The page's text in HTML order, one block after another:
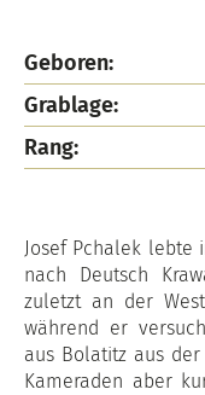
Geboren:
Grablage:
Rang:
Josef Pchalek lebte
nach Deutsch
zuletzt an der
während er
aus Bolatitz aus
Kameraden aber